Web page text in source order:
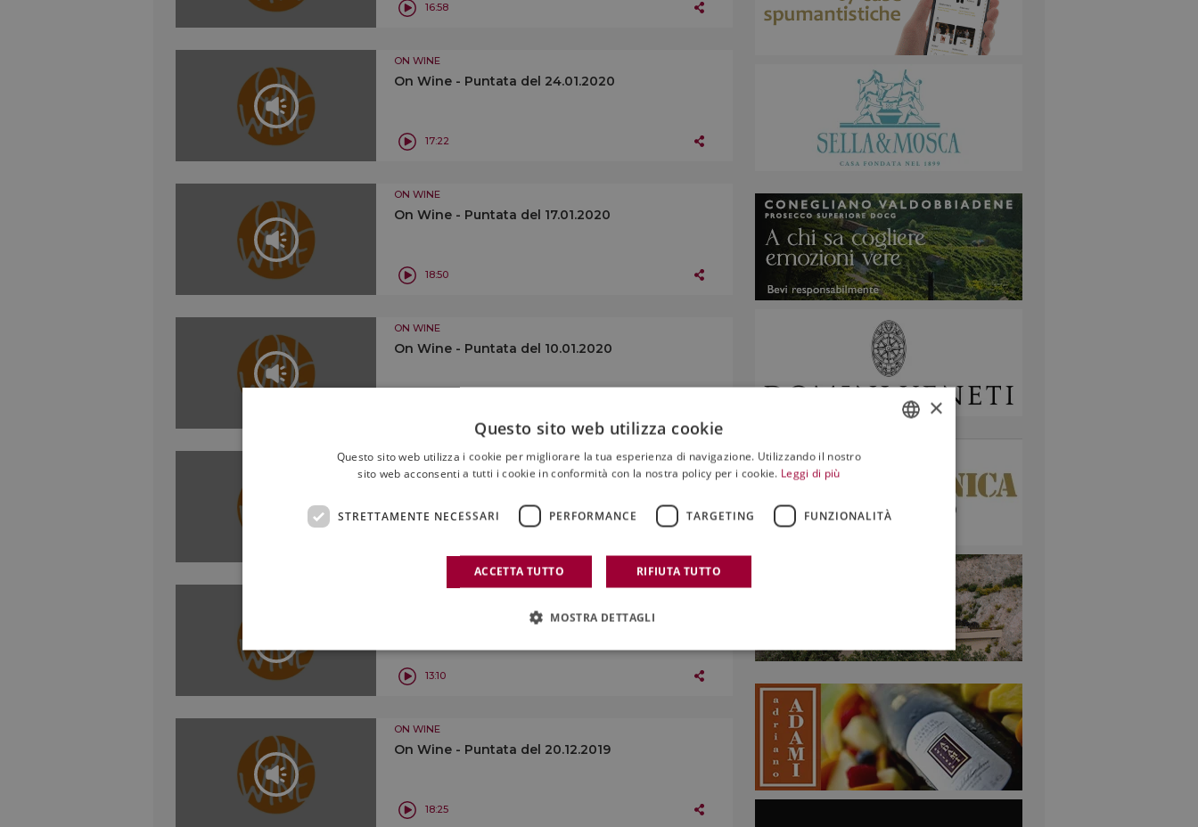
16:58
ON WINE
On Wine - Puntata del 24.01.2020
17:22
ON WINE
On Wine - Puntata del 17.01.2020
18:50
ON WINE
On Wine - Puntata del 10.01.2020
ON WINE
On Wine - Puntata del 03.01.2020
On Wine - Puntata del 27.12.2019
13:10
ON WINE
On Wine - Puntata del 20.12.2019
18:25
×
Questo sito web utilizza cookie
Questo sito web utilizza i cookie per migliorare la tua esperienza di navigazione. Utilizzando il nostro
sito web acconsenti a tutti i cookie in conformità con la nostra policy per i cookie. Leggi di più
STRETTAMENTE NECESSARI PERFORMANCE TARGETING FUNZIONALITÀ
ACCETTA TUTTO RIFIUTA TUTTO
MOSTRA DETTAGLI